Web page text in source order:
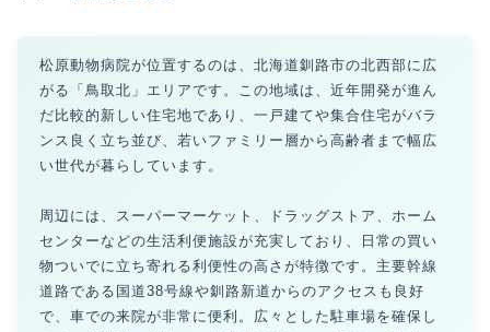
松原動物病院が位置するのは、北海道釧路市の北西部に広
がる「鳥取北」エリアです。この地域は、近年開発が進ん
だ比較的新しい住宅地であり、一戸建てや集合住宅がバラ
ンス良く立ち並び、若いファミリー層から高齢者まで幅広
い世代が暮らしています。
周辺には、スーパーマーケット、ドラッグストア、ホーム
センターなどの生活利便施設が充実しており、日常の買い
物ついでに立ち寄れる利便性の高さが特徴です。主要幹線
道路である国道38号線や釧路新道からのアクセスも良好
で、車での来院が非常に便利。広々とした駐車場を確保し